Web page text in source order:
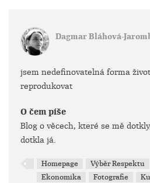
Dagmar Bláhová-
jsem nedefinovatelná forma
reprodukovat
O čem píše
Blog o věcech, které se mě
dotkla já.
Homepage Výběr Respektu
Ekonomika
Fotografie